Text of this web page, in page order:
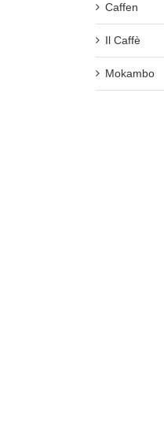
Caffen
Il Caffè
Mokambo